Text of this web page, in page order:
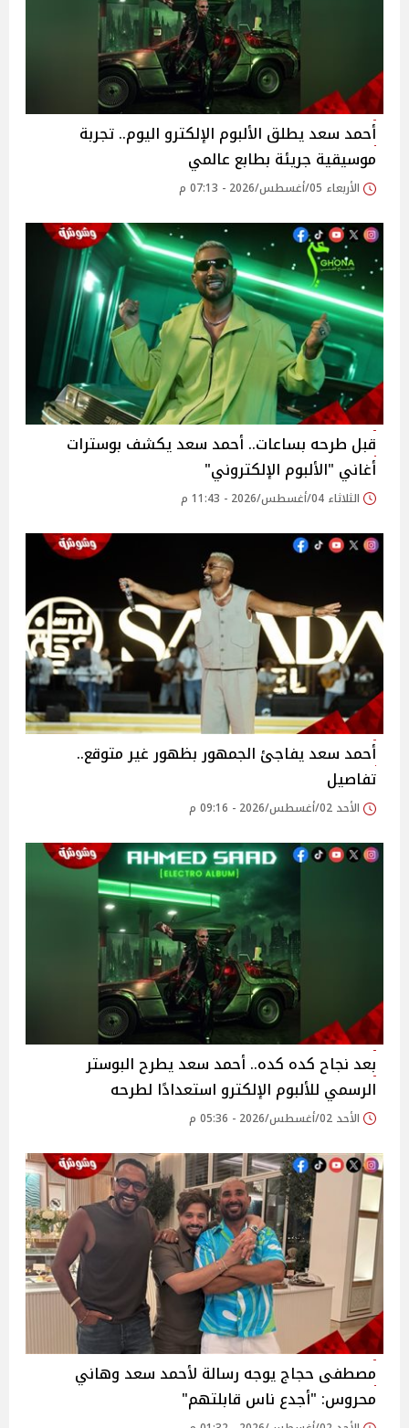
أحمد سعد يطلق الألبوم الإلكترو اليوم.. تجربة
موسيقية جريئة بطابع عالمي
الأربعاء 05/أغسطس/2026 - 07:13 م
قبل طرحه بساعات.. أحمد سعد يكشف بوسترات
أغاني "الألبوم الإلكتروني"
الثلاثاء 04/أغسطس/2026 - 11:43 م
أحمد سعد يفاجئ الجمهور بظهور غير متوقع..
تفاصيل
الأحد 02/أغسطس/2026 - 09:16 م
بعد نجاح كده كده.. أحمد سعد يطرح البوستر
الرسمي للألبوم الإلكترو استعدادًا لطرحه
الأحد 02/أغسطس/2026 - 05:36 م
مصطفى حجاج يوجه رسالة لأحمد سعد وهاني
محروس: "أجدع ناس قابلتهم"